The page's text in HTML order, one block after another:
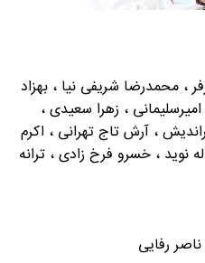
، محمدرضا شریفی نیا ، بهزاد
امیرسلیمانی ، زهرا سعیدی ،
، آرش تاج تهرانی ، اکرم
، خسرو فرخ زادی ، ترانه
رفایی